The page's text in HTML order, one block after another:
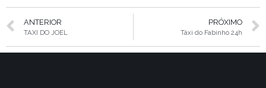
ANTERIOR
TAXI DO JOEL
PRÓXIMO
Táxi do Fabinho 24h